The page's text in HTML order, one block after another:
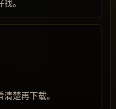
。
楚再下载。